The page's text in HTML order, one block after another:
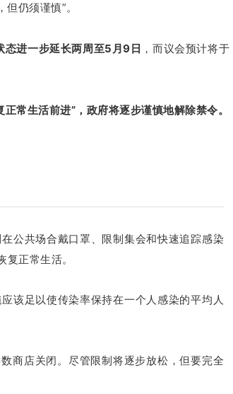
仍须谨慎”。
态进一步延长两周至5月9日 ，而议会预计将于
常生活前进”，政府将逐步谨慎地解除禁令。
公共场合戴口罩、限制集会和快速追踪感染
正常生活。
该足以使传染率保持在一个人感染的平均人
商店关闭。尽管限制将逐步放松，但要完全